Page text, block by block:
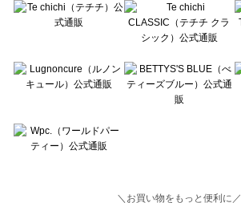
＼お買い物をもっと便利に／